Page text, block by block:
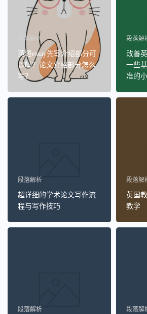
段落解析
英语essay先写介绍部分可
以吗？论文介绍部分怎么
写？
段落解
改善
一些
准的
段落解析
超详细的学术论文写作流
程与写作技巧
段落解
英国
教学
段落解析 段落解